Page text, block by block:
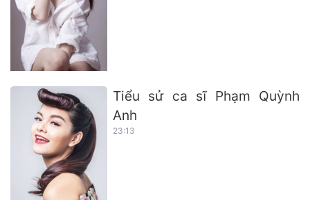
Tiểu sử ca sĩ Phạm Quỳnh
Anh
23:13